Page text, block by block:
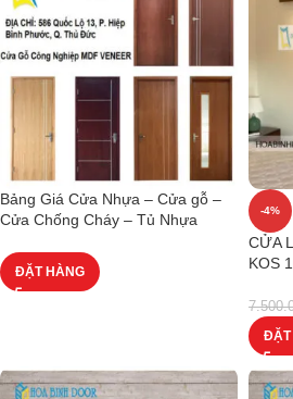
Bảng Giá Cửa Nhựa – Cửa gỗ –
Cửa Chống Cháy – Tủ Nhựa
ĐẶT HÀNG
-4%
CỬA
KOS
ĐẶT